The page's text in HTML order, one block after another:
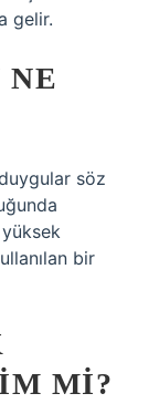
gelir.
söz
yüksek
bir
MI?